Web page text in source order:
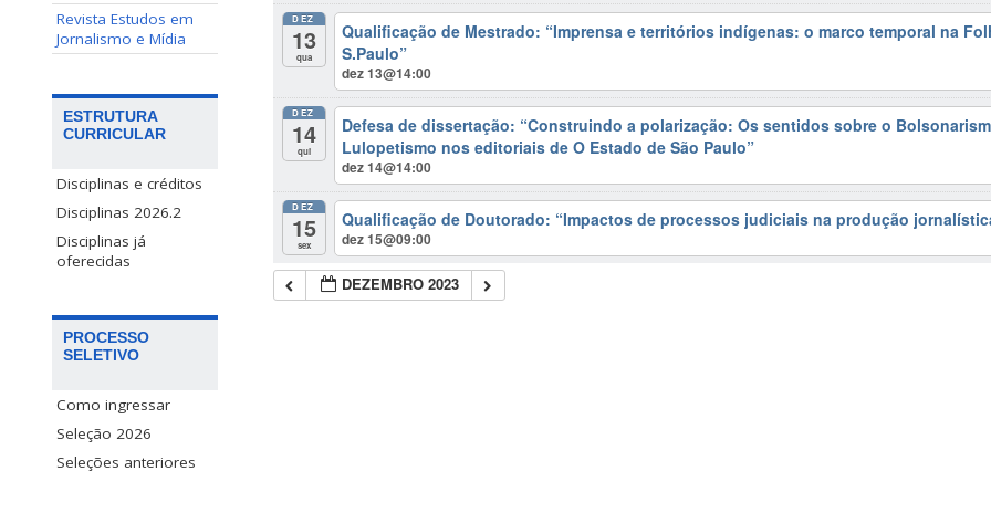
Revista Estudos em
Jornalismo e Mídia
ESTRUTURA
CURRICULAR
Disciplinas e créditos
Disciplinas 2026.2
Disciplinas já
oferecidas
PROCESSO
SELETIVO
Como ingressar
Seleção 2026
Seleções anteriores
DEZ
13
qua
Qualificação de Mestrado: “Imprensa e territórios indígenas: o marco temporal na
S.Paulo”
dez 13@14:00
DEZ
14
qui
Defesa de dissertação: “Construindo a polarização: Os sentidos sobre o
Lulopetismo nos editoriais de O Estado de São Paulo”
dez 14@14:00
DEZ
15
sex
Qualificação de Doutorado: “Impactos de processos judiciais na produção
dez 15@09:00
DEZEMBRO 2023